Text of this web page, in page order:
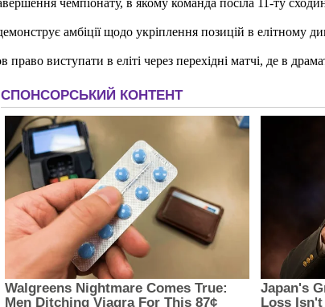
чемпіонату, в якому команда посіла 11-ту
амбіції щодо укріплення позицій в елітному
виступати в еліті через перехідні матчі, де в